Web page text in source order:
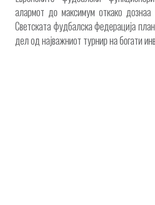
алармот до максимум откако
Светската фудбалска федерација
дел од најважниот турнир на богати